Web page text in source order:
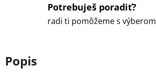
Potrebuješ poradiť?
radi ti pomôžeme s výberom
Popis